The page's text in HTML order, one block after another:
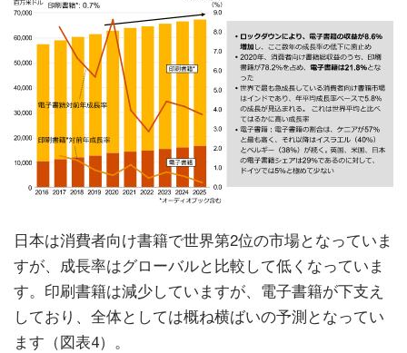
日本は消費者向け書籍で世界第2位の市場となっていま
すが、成長率はグローバルと比較して低くなっていま
す。印刷書籍は減少していますが、電子書籍が下支え
しており、全体としては概ね横ばいの予測となってい
ます（図表4）。